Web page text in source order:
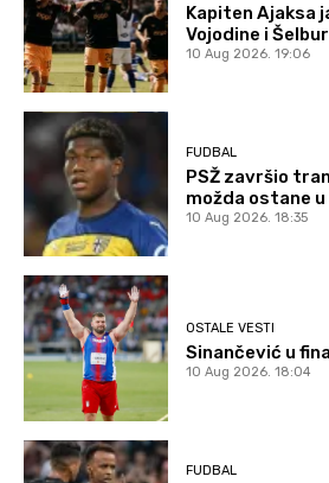
Kapiten Ajaksa
Vojodine i
10 Aug 2026. 19:06
FUDBAL
PSŽ završio
možda ostane u
10 Aug 2026. 18:35
OSTALE VESTI
Sinančević u
10 Aug 2026. 18:04
FUDBAL